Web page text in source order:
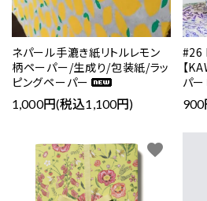
ネパール手漉き紙リトルレモン
柄ペーパー/生成り/包装紙/ラッ
ピングペーパー
1,000円(税込1,100円)
#26
【
パー
favorite